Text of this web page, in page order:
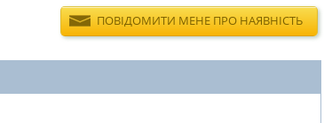
ПОВІДОМИТИ МЕНЕ ПРО НАЯВНІСТЬ